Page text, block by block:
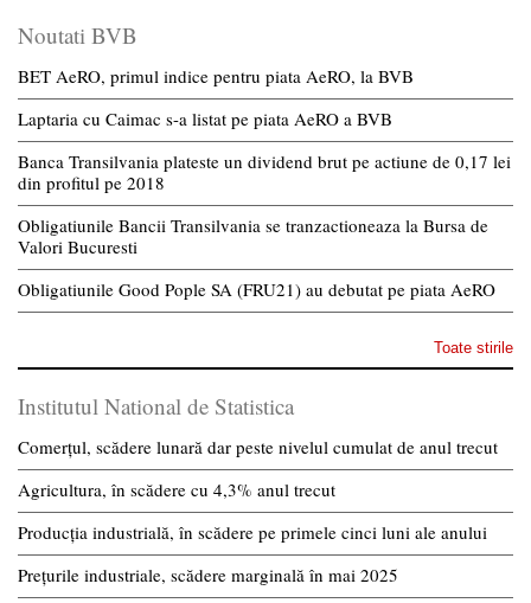
Noutati BVB
BET AeRO, primul indice pentru piata AeRO, la BVB
Laptaria cu Caimac s-a listat pe piata AeRO a BVB
Banca Transilvania plateste un dividend brut pe actiune de 0,17 lei
din profitul pe 2018
Obligatiunile Bancii Transilvania se tranzactioneaza la Bursa de
Valori Bucuresti
Obligatiunile Good Pople SA (FRU21) au debutat pe piata AeRO
Toate stirile
Institutul National de Statistica
Comerțul, scădere lunară dar peste nivelul cumulat de anul trecut
Agricultura, în scădere cu 4,3% anul trecut
Producția industrială, în scădere pe primele cinci luni ale anului
Prețurile industriale, scădere marginală în mai 2025